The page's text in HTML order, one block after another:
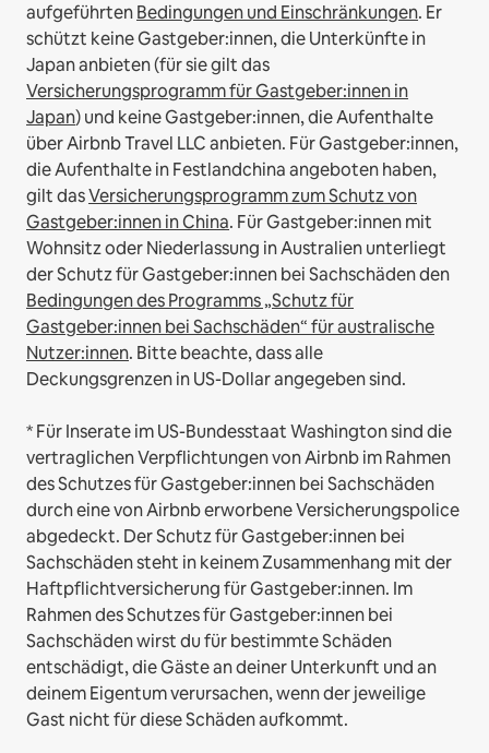
aufgeführtenBedingungen und Einschränkungen. Er
schützt keine Gastgeber:innen, die Unterkünfte in
Japan anbieten (für sie gilt das
Versicherungsprogramm für Gastgeber:innen in
Japan) und keine Gastgeber:innen, die Aufenthalte
über Airbnb Travel LLC anbieten. Für Gastgeber:innen,
die Aufenthalte in Festlandchina angeboten haben,
gilt dasVersicherungsprogramm zum Schutz von
Gastgeber:innen in China. Für Gastgeber:innen mit
Wohnsitz oder Niederlassung in Australien unterliegt
der Schutz für Gastgeber:innen bei Sachschäden den
Bedingungen des Programms „Schutz für
Gastgeber:innen bei Sachschäden“ für australische
Nutzer:innen. Bitte beachte, dass alle
Deckungsgrenzen in US-Dollar angegeben sind.
* Für Inserate im US-Bundesstaat Washington sind die
vertraglichen Verpflichtungen von Airbnb im Rahmen
des Schutzes für Gastgeber:innen bei Sachschäden
durch eine von Airbnb erworbene Versicherungspolice
abgedeckt. Der Schutz für Gastgeber:innen bei
Sachschäden steht in keinem Zusammenhang mit der
Haftpflichtversicherung für Gastgeber:innen. Im
Rahmen des Schutzes für Gastgeber:innen bei
Sachschäden wirst du für bestimmte Schäden
entschädigt, die Gäste an deiner Unterkunft und an
deinem Eigentum verursachen, wenn der jeweilige
Gast nicht für diese Schäden aufkommt.